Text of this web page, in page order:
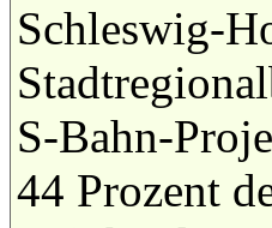
Schleswig-
S-Bahn-
44 Prozent